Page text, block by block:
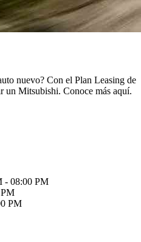
nuevo? Con el Plan Leasing de
un Mitsubishi. Conoce más aquí.
- 08:00 PM
PM